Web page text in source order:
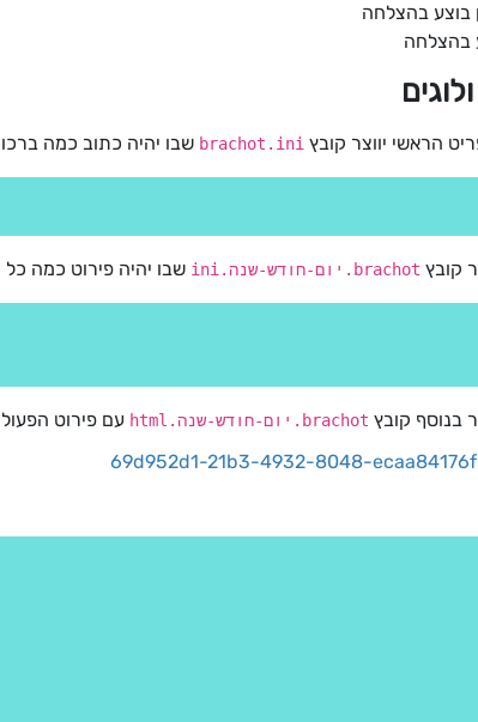
בוצע בהצלחה
בהצלחה
brachot.ini שבו יהיה כתוב כמה
קובץ brachot.יום-חודש-שנה.ini שבו יהיה פירוט כמה כל ID צבר באותו יום, לדוגמה
בנוסף קובץ brachot.יום-חודש-שנה.html עם פירוט